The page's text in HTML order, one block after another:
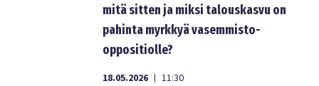
mitä sitten ja miksi talouskasvu on
pahinta myrkkyä vasemmisto-
oppositiolle?
18.05.2026 | 11:30